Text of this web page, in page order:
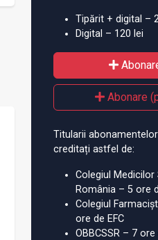
Tipărit + digital –
Digital – 120 lei
Abonare
Titularii
creditați astfel de:
Colegiul
România – 5 ore
Colegiul
ore de EFC
OBBCSSR – 7